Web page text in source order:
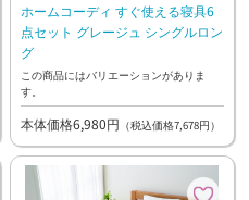
ホームコーディ すぐ使える寝具6
点セット グレージュ シングルロン
グ
この商品にはバリエーションがありま
す。
本体価格6,980円 （税込価格7,678円）